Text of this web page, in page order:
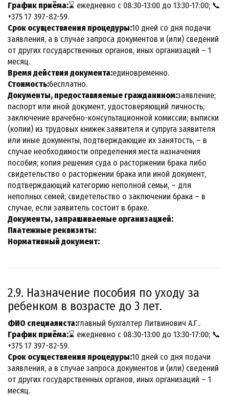
График приёма:⌛ ежедневно с 08:30-13:00 до 13:30-17:00; 📞
+375 17 397-82-59.
Срок осуществления процедуры:10 дней со дня подачи
заявления, а в случае запроса документов и (или) сведений
от других государственных органов, иных организаций – 1
месяц.
Время действия документа:единовременно.
Стоимость:бесплатно.
Документы, предоставляемые гражданином:заявление;
паспорт или иной документ, удостоверяющий личность;
заключение врачебно-консультационной комиссии; выписки
(копии) из трудовых книжек заявителя и супруга заявителя
или иные документы, подтверждающие их занятость, – в
случае необходимости определения места назначения
пособия; копия решения суда о расторжении брака либо
свидетельство о расторжении брака или иной документ,
подтверждающий категорию неполной семьи, – для
неполных семей; свидетельство о заключении брака – в
случае, если заявитель состоит в браке.
Документы, запрашиваемые организацией:
Платежные реквизиты:
Нормативный документ:
2.9. Назначение пособия по уходу за
ребенком в возрасте до 3 лет.
ФИО специалиста:главный бухгалтер Литвинович А.Г..
График приёма:⌛ ежедневно с 08:30-13:00 до 13:30-17:00; 📞
+375 17 397-82-59.
Срок осуществления процедуры:10 дней со дня подачи
заявления, а в случае запроса документов и (или) сведений
от других государственных органов, иных организаций – 1
месяц.